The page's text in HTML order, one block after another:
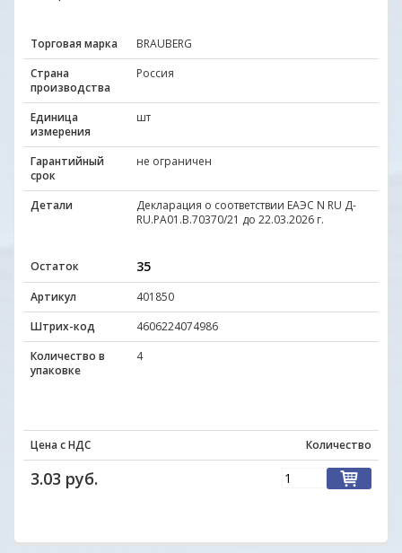
Торговая марка
BRAUBERG
Страна
производства
Россия
Единица
измерения
шт
Гарантийный
срок
не ограничен
Детали
Декларация о соответствии ЕАЭС N RU Д-
RU.РА01.B.70370/21 до 22.03.2026 г.
Остаток 35
Артикул
401850
Штрих-код
4606224074986
Количество в
упаковке
4
Цена с НДС Количество
3.03 руб.